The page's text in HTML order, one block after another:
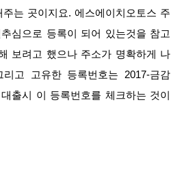
는 곳이지요. 에스에이치오토스 주
심으로 등록이 되어 있는것을 참고
보려고 했으나 주소가 명확하게 나
고 고유한 등록번호는 2017-금감
출시 이 등록번호를 체크하는 것이